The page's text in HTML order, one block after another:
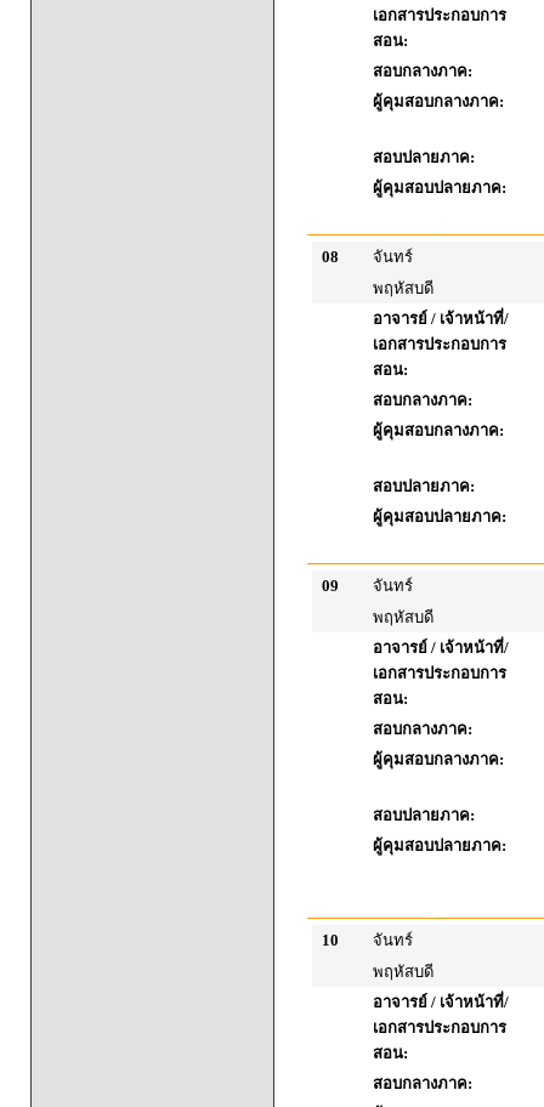
เอกสารประกอบการ
สอน:
สอบกลางภาค:
ผู้คุมสอบกลางภาค:
สอบปลายภาค:
ผู้คุมสอบปลายภาค:
08
จันทร์
พฤหัสบดี
อาจารย์ / เจ้าหน้าที่/
เอกสารประกอบการ
สอน:
สอบกลางภาค:
ผู้คุมสอบกลางภาค:
สอบปลายภาค:
ผู้คุมสอบปลายภาค:
09
จันทร์
พฤหัสบดี
อาจารย์ / เจ้าหน้าที่/
เอกสารประกอบการ
สอน:
สอบกลางภาค:
ผู้คุมสอบกลางภาค:
สอบปลายภาค:
ผู้คุมสอบปลายภาค:
10
จันทร์
พฤหัสบดี
อาจารย์ / เจ้าหน้าที่/
เอกสารประกอบการ
สอน:
สอบกลางภาค: